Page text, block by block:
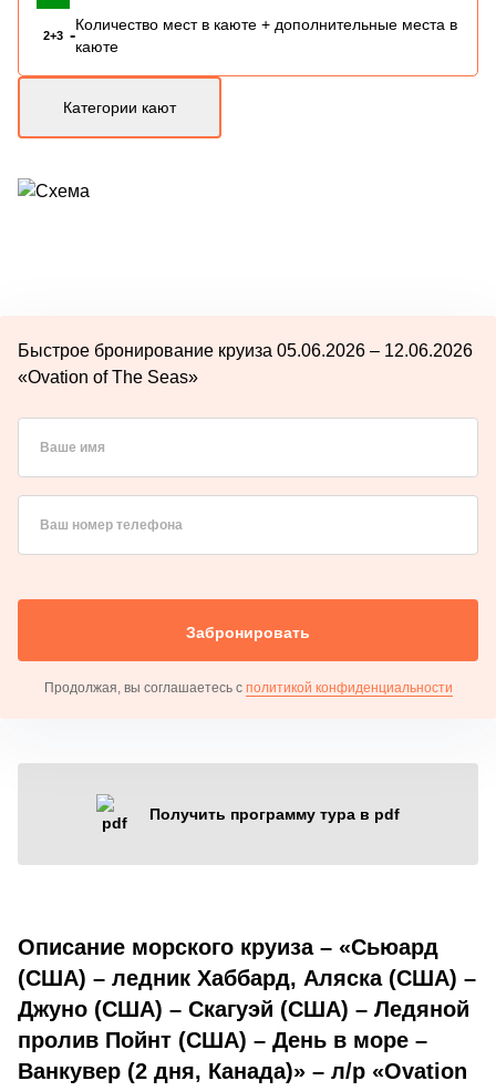
2+3 -
Количество мест в каюте + дополнительные места в
каюте
Категории кают
Быстрое бронирование круиза 05.06.2026 – 12.06.2026
«Ovation of The Seas»
Ваше имя
Ваш номер телефона
Забронировать
Продолжая, вы соглашаетесь с политикой конфиденциальности
Получить программу тура в pdf
Описание морского круиза – «Сьюард
(США) – ледник Хаббард, Аляска (США) –
Джуно (США) – Скагуэй (США) – Ледяной
пролив Пойнт (США) – День в море –
Ванкувер (2 дня, Канада)» – л/р «Ovation